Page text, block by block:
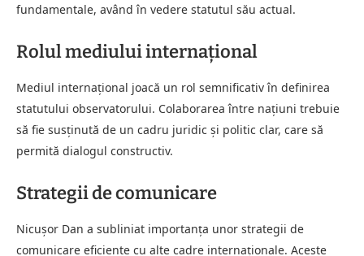
fundamentale, având în vedere statutul său actual.
Rolul mediului internațional
Mediul internațional joacă un rol semnificativ în definirea
statutului observatorului. Colaborarea între națiuni trebuie
să fie susținută de un cadru juridic și politic clar, care să
permită dialogul constructiv.
Strategii de comunicare
Nicușor Dan a subliniat importanța unor strategii de
comunicare eficiente cu alte cadre internaționale. Aceste